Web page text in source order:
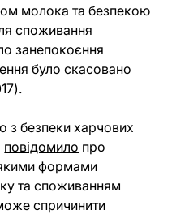
молока та безпекою
споживання
занепокоєння
було скасовано
з безпеки харчових
повідомило про
формами
та споживанням
спричинити